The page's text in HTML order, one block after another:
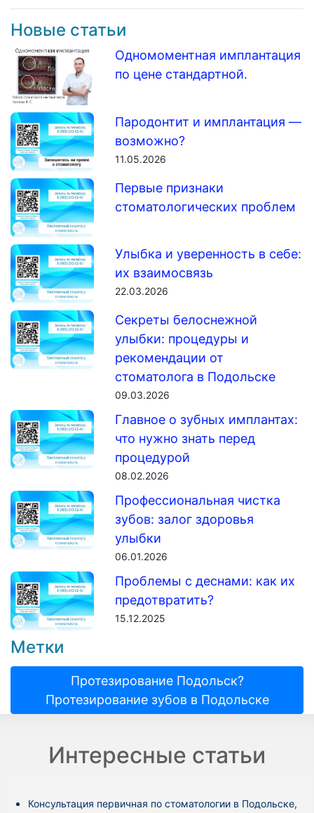
Новые статьи
Одномоментная имплантация
по цене стандартной.
Пародонтит и имплантация —
возможно?
11.05.2026
Первые признаки
стоматологических проблем
Улыбка и уверенность в себе:
их взаимосвязь
22.03.2026
Секреты белоснежной
улыбки: процедуры и
рекомендации от
стоматолога в Подольске
09.03.2026
Главное о зубных имплантах:
что нужно знать перед
процедурой
08.02.2026
Профессиональная чистка
зубов: залог здоровья
улыбки
06.01.2026
Проблемы с деснами: как их
предотвратить?
15.12.2025
Метки
Протезирование Подольск?
Протезирование зубов в Подольске
Интересные статьи
Консультация первичная по стоматологии в Подольске,